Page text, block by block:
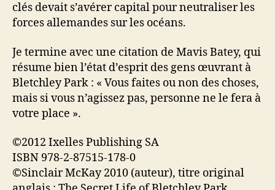
clés devait s’avérer capital pour neutraliser les
forces allemandes sur les océans.
Je termine avec une citation de Mavis Batey, qui
résume bien l’état d’esprit des gens œuvrant à
Bletchley Park : « Vous faites ou non des choses,
mais si vous n’agissez pas, personne ne le fera à
votre place ».
©2012 Ixelles Publishing SA
ISBN 978-2-87515-178-0
©Sinclair McKay 2010 (auteur), titre original